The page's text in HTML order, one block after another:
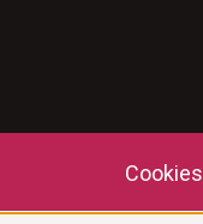
Cookies